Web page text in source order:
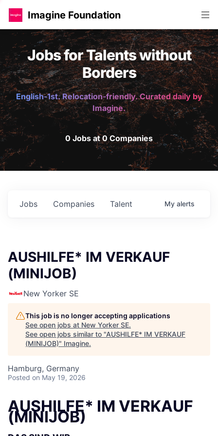
Imagine Foundation
Jobs for Talents without
Borders
English-1st. Relocation-friendly. Curated daily by
Imagine.
0 Jobs at 0 Companies
Jobs Companies Talent My alerts
AUSHILFE* IM VERKAUF
(MINIJOB)
New Yorker SE
This job is no longer accepting applications
See open jobs at New Yorker SE.
See open jobs similar to "AUSHILFE* IM VERKAUF
(MINIJOB)" Imagine.
Hamburg, Germany
Posted on May 19, 2026
AUSHILFE* IM VERKAUF
(MINIJOB)